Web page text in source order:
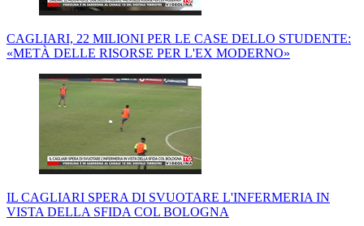
CAGLIARI, 22 MILIONI PER LE CASE DELLO STUDENTE:
«METÀ DELLE RISORSE PER L'EX MODERNO»
IL CAGLIARI SPERA DI SVUOTARE L'INFERMERIA IN
VISTA DELLA SFIDA COL BOLOGNA